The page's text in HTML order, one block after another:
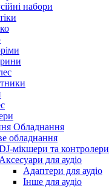
набори
Обладнання
обладнання
мікшери та контролери
Аксесуари для аудіо
Адаптери для аудіо
Інше для аудіо